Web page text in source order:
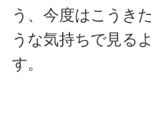
う、今度はこうき
うな気持ちで見る
す。